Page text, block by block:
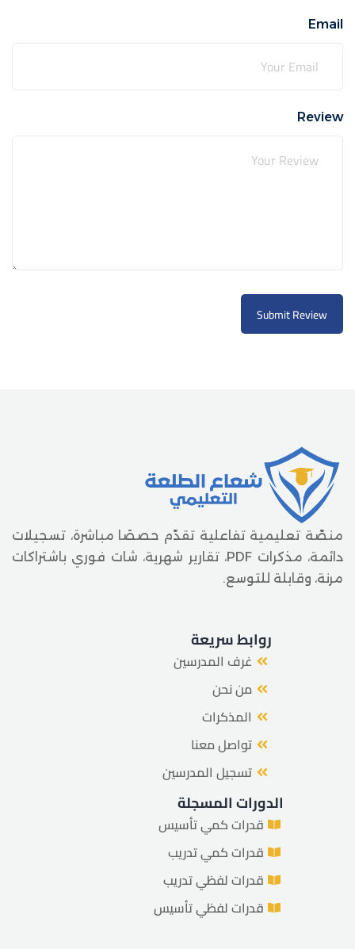
Email
Review
Submit Review
منصّة تعليمية تفاعلية تقدّم حصصًا مباشرة، تسجيلات
دائمة، مذكرات PDF، تقارير شهرية، شات فوري باشتراكات
مرنة، وقابلة للتوسع.
روابط سريعة
غرف المدرسين
من نحن
المذكرات
تواصل معنا
تسجيل المدرسين
الدورات المسجلة
قدرات كمي تأسيس
قدرات كمي تدريب
قدرات لفظي تدريب
قدرات لفظي تأسيس